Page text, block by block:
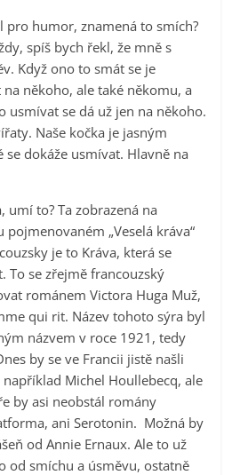
pro humor, znamená to smích?
spíš bych řekl, že mně s
Když ono to smát se je
někoho, ale také někomu, a
usmívat se dá už jen na někoho.
Naše kočka je jasným
dokáže usmívat. Hlavně na
umí to? Ta zobrazená na
„Veselá kráva“
je to Kráva, která se
To se zřejmě francouzský
románem Victora Huga Muž,
qui rit. Název tohoto sýra byl
názvem v roce 1921, tedy
by se ve Francii jistě našli
Michel Houllebecq, ale
by asi neobstál romány
ani Serotonin. Možná by
od Annie Ernaux. Ale to už
od smíchu a úsměvu, ostatně